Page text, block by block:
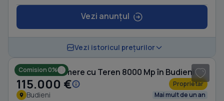
Vezi anunțul
Vezi istoricul prețurilor
Comision 0%
Casă cu 2 camere cu Teren 8000 Mp în Budieni
115.000 € Proprietar
Budieni Mai mult de un an